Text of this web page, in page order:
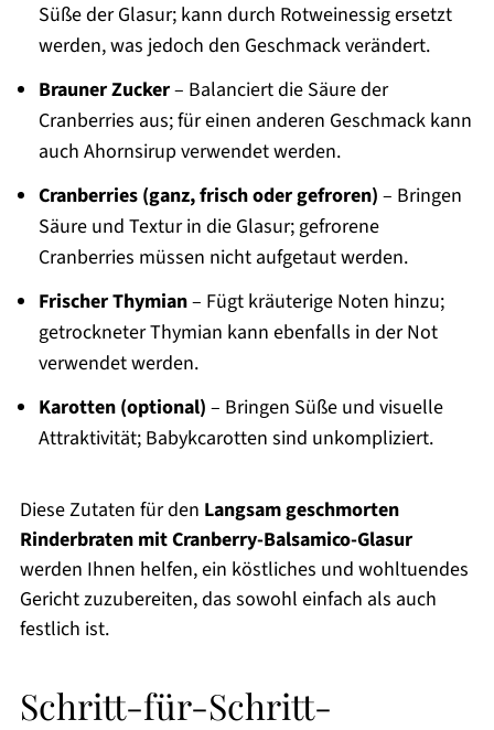
Süße der Glasur; kann durch Rotweinessig ersetzt
werden, was jedoch den Geschmack verändert.
Brauner Zucker– Balanciert die Säure der
Cranberries aus; für einen anderen Geschmack kann
auch Ahornsirup verwendet werden.
Cranberries (ganz, frisch oder gefroren) – Bringen
Säure und Textur in die Glasur; gefrorene
Cranberries müssen nicht aufgetaut werden.
Frischer Thymian– Fügt kräuterige Noten hinzu;
getrockneter Thymian kann ebenfalls in der Not
verwendet werden.
Karotten (optional) – Bringen Süße und visuelle
Attraktivität; Babykcarotten sind unkompliziert.
Diese Zutaten für den Langsam geschmorten
Rinderbraten mit Cranberry-Balsamico-Glasur
werden Ihnen helfen, ein köstliches und wohltuendes
Gericht zuzubereiten, das sowohl einfach als auch
festlich ist.
Schritt-für-Schritt-